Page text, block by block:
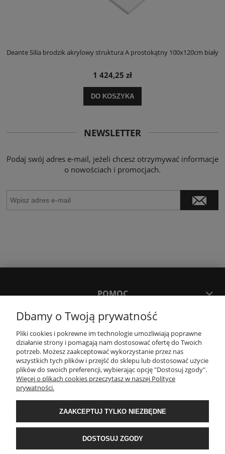
Deante Silia brodzik akrylowy struktura A prostokątny 100x120cm biały
1 424,25 zł
DO KOSZYKA
NEWSLETTER
Podaj swój adres e-mail, jeżeli chcesz otrzymywać informacje
o nowościach i promocjach.
POMOC
MOJE KONTO
PŁATNOŚCI I DOSTAWA
KONTAKT
Wyposażenie łazienek Łazienki.eco | Pawła 23, 41-708 Ruda Śląska | E-mail:
sklep@lazienki.eco | Tel.: 600 012 164 lub 600 012 159 | TGS Przemysław
Stoń | NIP: 6312213594 | REGON: 276403698
Dbamy o Twoją prywatność
Pliki cookies i pokrewne im technologie umożliwiają poprawne
działanie strony i pomagają nam dostosować ofertę do Twoich
potrzeb. Możesz zaakceptować wykorzystanie przez nas
wszystkich tych plików i przejść do sklepu lub dostosować użycie
plików do swoich preferencji, wybierając opcję "Dostosuj zgody".
Więcej o plikach cookies przeczytasz w naszej Polityce
prywatności.
ZAAKCEPTUJ TYLKO NIEZBĘDNE
DOSTOSUJ ZGODY